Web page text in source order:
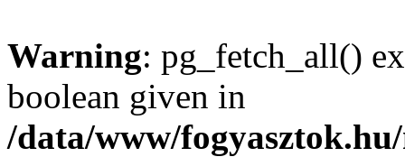
Warning: pg_fetch_all()
boolean given in
/data/www/